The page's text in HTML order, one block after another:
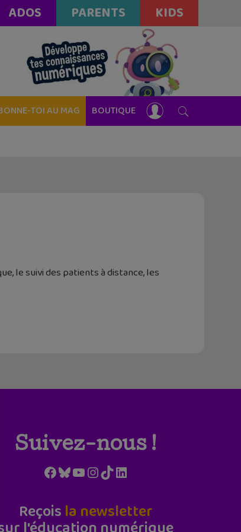
ADOS PARENTS KIDS
TOI AU MAG BOUTIQUE
le suivi des patients à distance, les
Suivez-nous !
Facebook
Bluesky
YouTube
Instagram
TikTokLinkedIn
Reçois la newsletter